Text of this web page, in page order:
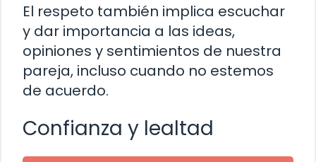
El respeto también implica escuchar
y dar importancia a las ideas,
opiniones y sentimientos de nuestra
pareja, incluso cuando no estemos
de acuerdo.
Confianza y lealtad